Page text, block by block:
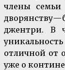
члены
дворянству
джентри. В
отличной от
уже о